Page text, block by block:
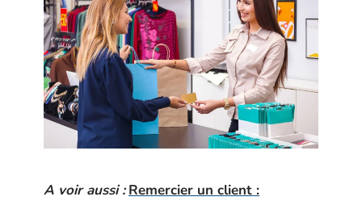
A voir aussi : Remercier un client :